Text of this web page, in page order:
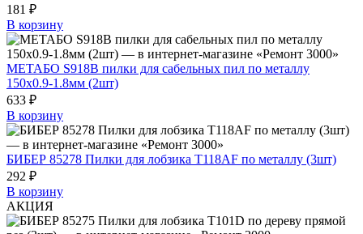
181 ₽
В корзину
МЕТАБО S918B пилки для сабельных пил по металлу
150х0.9-1.8мм (2шт)
633 ₽
В корзину
БИБЕР 85278 Пилки для лобзика Т118АF по металлу (3шт)
292 ₽
В корзину
АКЦИЯ